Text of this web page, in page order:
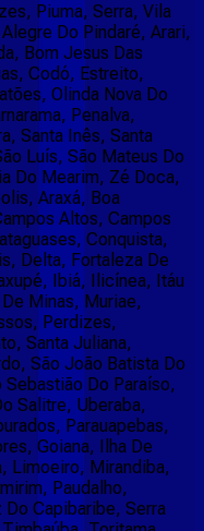
Piuma, Serra, Vila
Do Pindaré, Arari,
Bom Jesus Das
Codó, Estreito,
Olinda Nova Do
Penalva,
Santa Inês, Santa
Luís, São Mateus Do
Do Mearim, Zé Doca,
Araxá, Boa
Altos, Campos
Conquista,
Delta, Fortaleza De
Ibiá, Ilicínea, Itáu
Minas, Muriae,
Perdizes,
Santa Juliana,
São João Batista Do
Do Paraíso,
Salitre, Uberaba,
Parauapebas,
Goiana, Ilha De
Limoeiro, Mirandiba,
Paudalho,
Capibaribe, Serra